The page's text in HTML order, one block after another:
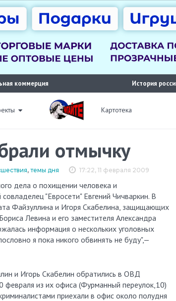
коммерция История
Картотека
отмычку
17:22, 11 февраля 2009
, темы дня
"Евросети" Евгений Чичваркин. В
Файзуллина и Игоря Скабелина, защищающих
Левина и его заместителя Александра
информация о нескольких уголовных
я пока никого обвинять не буду",—
и Игорь Скабелин обратились в ОВД
февраля из их офиса (Фурманный переулок,10)
приехали в офис около полудня